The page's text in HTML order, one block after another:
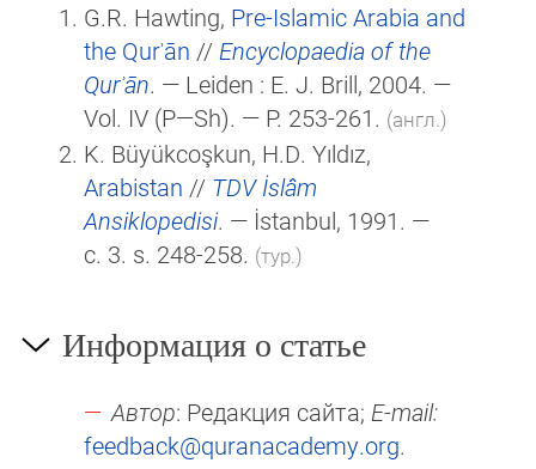
G.R. Hawting, Pre-Islamic Arabia and
the Qurʾān // Encyclopaedia of the
Qurʾān. — Leiden : E. J. Brill, 2004. —
Vol. IV (P—Sh). — P. 253-261. (англ.)
K. Büyükcoşkun, H.D. Yıldız,
Arabistan // TDV İslâm
Ansiklopedisi. — İstanbul, 1991. —
c. 3. s. 248-258. (тур.)
Информация о статье
Автор: Редакция сайта; E-mail:
feedback@quranacademy.org.